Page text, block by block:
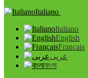
Italiano
Italiano
English
Français
عربى
বাংলা